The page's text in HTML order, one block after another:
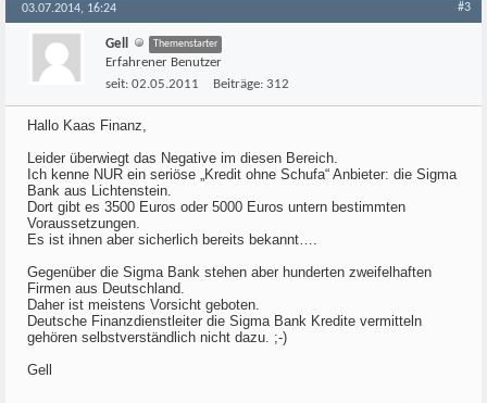
03.07.2014, 16:24 #3
Gell Themenstarter
Erfahrener Benutzer
seit: 02.05.2011 Beiträge: 312
Hallo Kaas Finanz,
Leider überwiegt das Negative im diesen Bereich.
Ich kenne NUR ein seriöse „Kredit ohne Schufa“ Anbieter: die Sigma
Bank aus Lichtenstein.
Dort gibt es 3500 Euros oder 5000 Euros untern bestimmten
Voraussetzungen.
Es ist ihnen aber sicherlich bereits bekannt….
Gegenüber die Sigma Bank stehen aber hunderten zweifelhaften
Firmen aus Deutschland.
Daher ist meistens Vorsicht geboten.
Deutsche Finanzdienstleiter die Sigma Bank Kredite vermitteln
gehören selbstverständlich nicht dazu. ;-)
Gell